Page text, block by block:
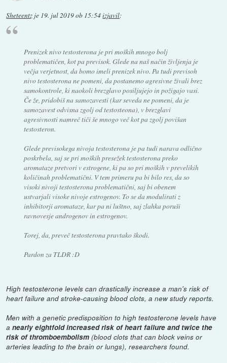
Sheteentz je 19. jul 2019 ob 15:54izjavil:
Prenizek nivo testosterona je pri moških mnogo bolj
problematičen, kot pa previsok. Glede na naš način življenja je
večja verjetnost, da bomo imeli prenizek nivo. Pa tudi previsoh
nivo testosterona ne pomeni, da postanemo agresivne živali brez
samokontrole, ki naokoli brezglavo posiljujejo in požigajo vasi.
Če že, pridobiš na samozavesti (kar seveda ne pomeni, da je
samozavest odvisna zgolj od testosteona), v brezglavi
agresivnosti namreč tiči še mnogo več kot pa zgolj povišan
testosteron.
Glede previsokega nivoja testosterona je pa tudi narava odlično
poskrbela, saj se pri moških presežek testosterona preko
aromataze pretvori v estrogene, ki pa so pri moških v prevelikih
količinah problematični. V tem primeru pa bi bilo res, da so
visoki nivoji testosterona problematični, saj bi obenem
ustvarjali visoke nivoje estrogenov. To se da modulirati z
inhibitorji aromataze, kar pa ni luštno, saj zlahka poruši
ravnovesje androgenov in estrogenov.
Torej, da, preveč testosterona pravtako škodi.
Pardon za TLDR :D
High testosterone levels can drastically increase a man's risk of
heart failure and stroke-causing blood clots, a new study reports.
Men with a genetic predisposition to high testosterone levels have
anearly eightfold increased risk of heart failure and twice the
risk of thromboembolism (blood clots that can block veins or
arteries leading to the brain or lungs), researchers found.